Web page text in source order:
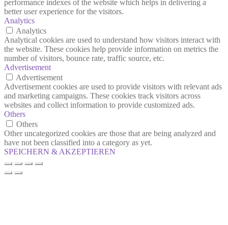
performance indexes of the website which helps in delivering a
better user experience for the visitors.
Analytics
Analytics
Analytical cookies are used to understand how visitors interact with
the website. These cookies help provide information on metrics the
number of visitors, bounce rate, traffic source, etc.
Advertisement
Advertisement
Advertisement cookies are used to provide visitors with relevant ads
and marketing campaigns. These cookies track visitors across
websites and collect information to provide customized ads.
Others
Others
Other uncategorized cookies are those that are being analyzed and
have not been classified into a category as yet.
SPEICHERN & AKZEPTIEREN